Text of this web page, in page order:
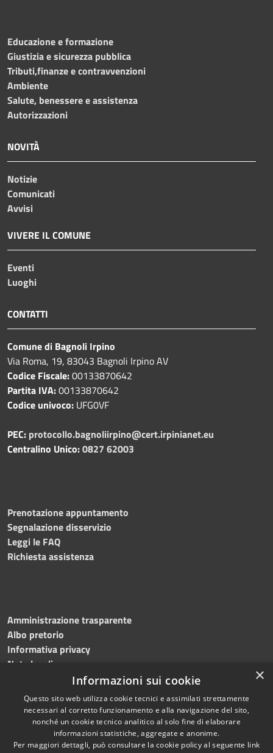
Educazione e formazione
Giustizia e sicurezza pubblica
Tributi,finanze e contravvenzioni
Ambiente
Salute, benessere e assistenza
Autorizzazioni
NOVITÀ
Notizie
Comunicati
Avvisi
VIVERE IL COMUNE
Eventi
Luoghi
CONTATTI
Comune di Bagnoli Irpino
Via Roma, 19, 83043 Bagnoli Irpino AV
Codice Fiscale:00133870642
Partita IVA:00133870642
Codice univoco: UFG0VF
PEC: protocollo.bagnoliirpino@cert.irpinianet.eu
Centralino Unico:0827 62003
Prenotazione appuntamento
Segnalazione disservizio
Leggi le FAQ
Richiesta assistenza
Amministrazione trasparente
Albo pretorio
Informativa privacy
Note legali
Dichiarazione di accessibilità
Copyright © 2026 • Comune di
×
Informazioni sui cookie
Questo sito web utilizza cookie tecnici e assimilati strettamente
necessari al corretto funzionamento e alla navigazione del sito,
nonché un cookie tecnico analitico al solo fine di elaborare
informazioni statistiche, aggregate e anonime.
Per maggiori dettagli, può consultare la cookie policy al seguente link